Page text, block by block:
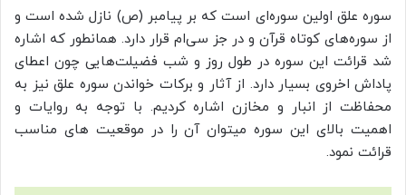
سوره علق اولین سوره‌ای است که بر پیامبر (ص) نازل شده است و
از سوره‌های کوتاه قرآن و در جز سی‌ام قرار دارد. همانطور که اشاره
شد قرائت این سوره در طول روز و شب فضیلت‌هایی چون اعطای
پاداش اخروی بسیار دارد. از آثار و برکات خواندن سوره علق نیز به
محفاظت از انبار و مخازن اشاره کردیم. با توجه به روایات و
اهمیت بالای این سوره میتوان آن را در موقعیت های مناسب
قرائت نمود.